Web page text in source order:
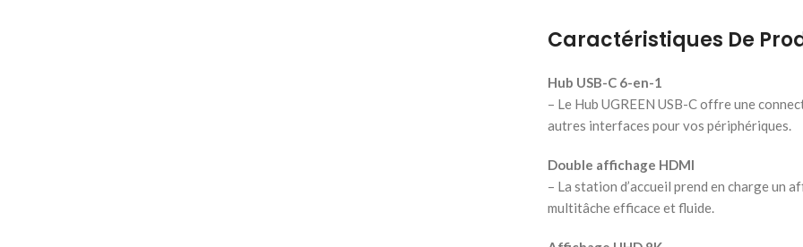
Caractéristiques De
Hub USB-C 6-en-1
– Le Hub UGREEN USB-C offre une
autres interfaces pour vos périphériques.
Double affichage HDMI
– La station d’accueil prend en charge un
multitâche efficace et fluide.